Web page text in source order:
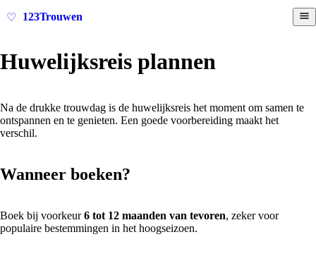
♡ 123Trouwen
Huwelijksreis plannen
Na de drukke trouwdag is de huwelijksreis het moment om samen te
ontspannen en te genieten. Een goede voorbereiding maakt het
verschil.
Wanneer boeken?
Boek bij voorkeur6 tot 12 maanden van tevoren, zeker voor
populaire bestemmingen in het hoogseizoen.